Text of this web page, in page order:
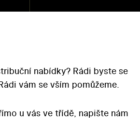
nabídky? Rádi byste se
vám se vším pomůžeme.
u vás ve třídě, napište nám